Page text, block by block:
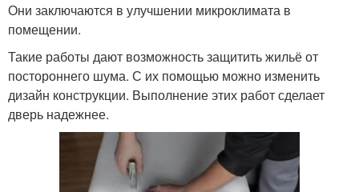
Они заключаются в улучшении микроклимата в
помещении.
Такие работы дают возможность защитить жильё от
постороннего шума. С их помощью можно изменить
дизайн конструкции. Выполнение этих работ сделает
дверь надежнее.